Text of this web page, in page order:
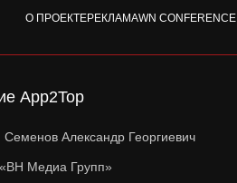
О ПРОЕКТЕРЕКЛАМАWN CONFERENCE
App2Top
Семенов Александр Георгиевич
Медиа Групп»